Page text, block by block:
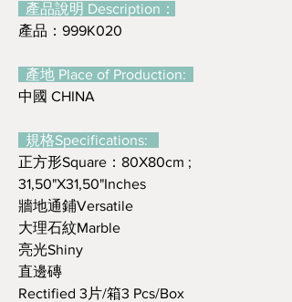
產品說明 Description：
產品：999K020
產地 Place of Production:
中國 CHINA
規格Specifications:
正方形Square：80X80cm ;
31,50"X31,50"Inches
牆地通鋪Versatile
大理石紋Marble
亮光Shiny
直邊磚
Rectified 3片/箱3 Pcs/Box